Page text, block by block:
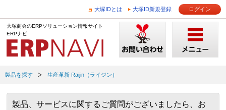
大塚IDとは 大塚ID新規登録 ログイン
大塚商会のERPソリューション情報サイト
ERPナビ
製品を探す 生産革新 Raijin（ライジン）
製品、サービスに関するご質問がございましたら、お